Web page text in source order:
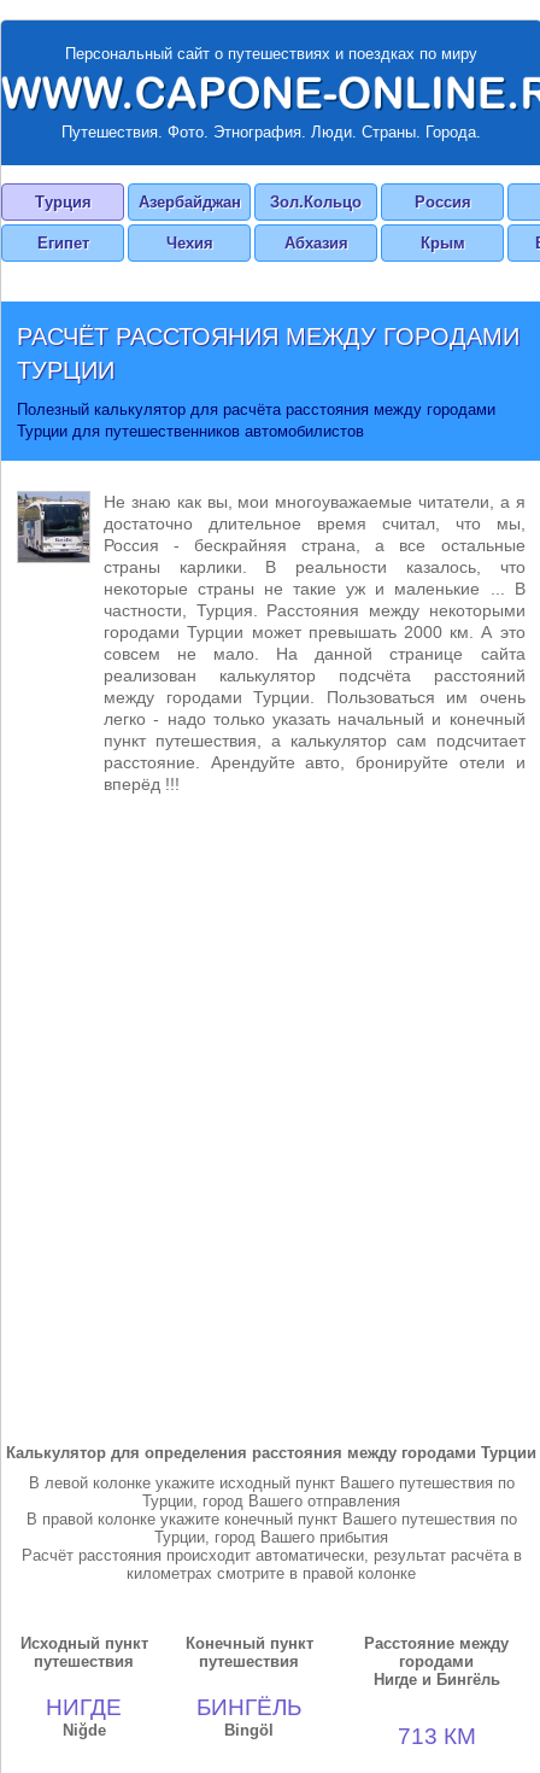
Персональный сайт о путешествиях и поездках по миру
Путешествия. Фото. Этнография. Люди. Страны. Города.
Турция Азербайджан Зол.Кольцо Россия
Египет Чехия Абхазия Крым
РАСЧЁТ РАССТОЯНИЯ МЕЖДУ ГОРОДАМИ
ТУРЦИИ
Полезный калькулятор для расчёта расстояния между городами
Турции для путешественников автомобилистов
Не знаю как вы, мои многоуважаемые читатели, а я
достаточно длительное время считал, что мы,
Россия - бескрайняя страна, а все остальные
страны карлики. В реальности казалось, что
некоторые страны не такие уж и маленькие ... В
частности, Турция. Расстояния между некоторыми
городами Турции может превышать 2000 км. А это
совсем не мало. На данной странице сайта
реализован калькулятор подсчёта расстояний
между городами Турции. Пользоваться им очень
легко - надо только указать начальный и конечный
пункт путешествия, а калькулятор сам подсчитает
расстояние. Арендуйте авто, бронируйте отели и
вперёд !!!
Калькулятор для определения расстояния между городами Турции
В левой колонке укажите исходный пункт Вашего путешествия по
Турции, город Вашего отправления
В правой колонке укажите конечный пункт Вашего путешествия по
Турции, город Вашего прибытия
Расчёт расстояния происходит автоматически, результат расчёта в
километрах смотрите в правой колонке
Исходный пункт
путешествия
НИГДЕ
Niğde
Конечный пункт
путешествия
БИНГЁЛЬ
Bingöl
Расстояние между
городами
Нигде и Бингёль
713 КМ